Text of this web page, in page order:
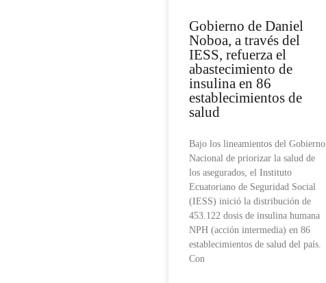
Gobierno de Daniel
Noboa, a través del
IESS, refuerza el
abastecimiento de
insulina en 86
establecimientos de
salud
Bajo los lineamientos del Gobierno
Nacional de priorizar la salud de
los asegurados, el Instituto
Ecuatoriano de Seguridad Social
(IESS) inició la distribución de
453.122 dosis de insulina humana
NPH (acción intermedia) en 86
establecimientos de salud del país.
Con